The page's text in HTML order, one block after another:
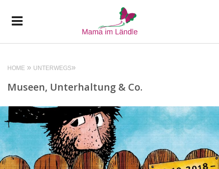
HOME UNTERWEGS
Museen, Unterhaltung & Co.